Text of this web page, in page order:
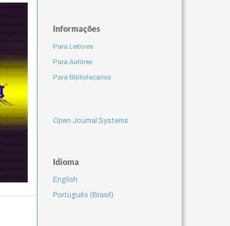
Informações
Para Leitores
Para Autores
Para Bibliotecários
Open Journal Systems
Idioma
English
Português (Brasil)